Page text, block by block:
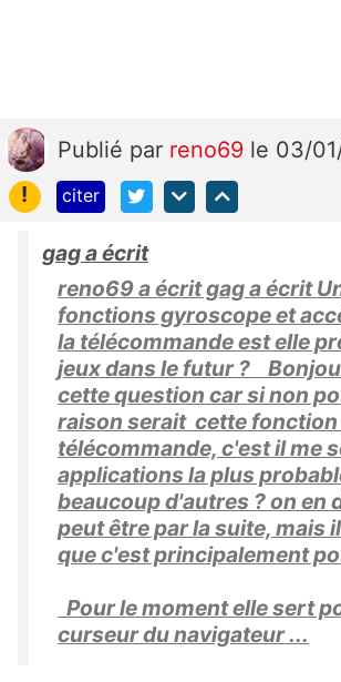
Publié par reno69 le 03/
!
citer
gag a écrit
reno69 a écrit gag a écrit
fonctions gyroscope et
la télécommande est elle
jeux dans le futur ?
cette question car si non
raison serait cette fonction
télécommande, c'est il me
applications la plus
beaucoup d'autres ? on en
peut être par la suite, mais
que c'est principalement
Pour le moment elle sert
curseur du navigateur ...